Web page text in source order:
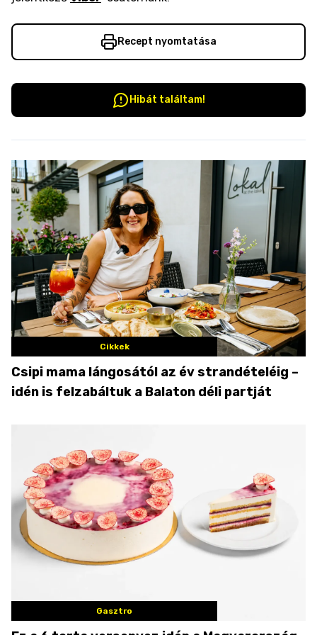
Recept nyomtatása
Hibát találtam!
Cikkek
Csipi mama lángosától az év strandételéig –
idén is felzabáltuk a Balaton déli partját
Gasztro